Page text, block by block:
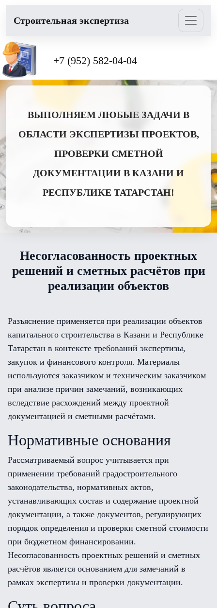
Cтроительная экспертиза
+7 (952) 582-04-04
ВЫПОЛНЯЕМ ЛЮБЫЕ ЗАДАЧИ В
ОБЛАСТИ ЭКСПЕРТИЗЫ ПРОЕКТОВ,
ПРОВЕРКИ СМЕТНОЙ
ДОКУМЕНТАЦИИ В КАЗАНИ И
РЕСПУБЛИКЕ ТАТАРСТАН!
Несогласованность проектных
решений и сметных расчётов при
реализации объектов
Разъяснение применяется при реализации объектов
капитального строительства в Казани и Республике
Татарстан в контексте требований экспертизы,
закупок и финансового контроля. Материалы
используются заказчиком и техническим заказчиком
при анализе причин замечаний, возникающих
вследствие расхождений между проектной
документацией и сметными расчётами.
Нормативные основания
Рассматриваемый вопрос учитывается при
применении требований градостроительного
законодательства, нормативных актов,
устанавливающих состав и содержание проектной
документации, а также документов, регулирующих
порядок определения и проверки сметной стоимости
при бюджетном финансировании.
Несогласованность проектных решений и сметных
расчётов является основанием для замечаний в
рамках экспертизы и проверки документации.